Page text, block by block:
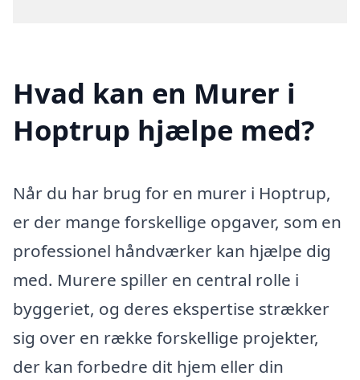
Hvad kan en Murer i
Hoptrup hjælpe med?
Når du har brug for en murer i Hoptrup,
er der mange forskellige opgaver, som en
professionel håndværker kan hjælpe dig
med. Murere spiller en central rolle i
byggeriet, og deres ekspertise strækker
sig over en række forskellige projekter,
der kan forbedre dit hjem eller din